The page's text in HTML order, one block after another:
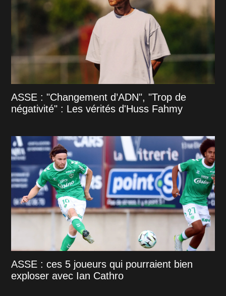
ASSE : "Changement d’ADN", "Trop de
négativité" : Les vérités d'Huss Fahmy
ASSE : ces 5 joueurs qui pourraient bien
exploser avec Ian Cathro